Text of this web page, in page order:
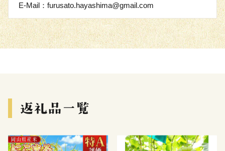
E-Mail：furusato.hayashima@gmail.com